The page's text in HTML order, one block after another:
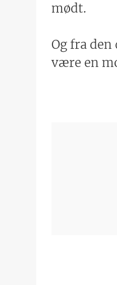
mødt.
Og fra
være en